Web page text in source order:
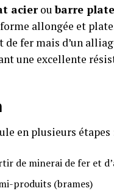
acieroubarre plate
allongée et
fer mais d’un
une excellente
en plusieurs étapes
de minerai de fer et
produits (brames)